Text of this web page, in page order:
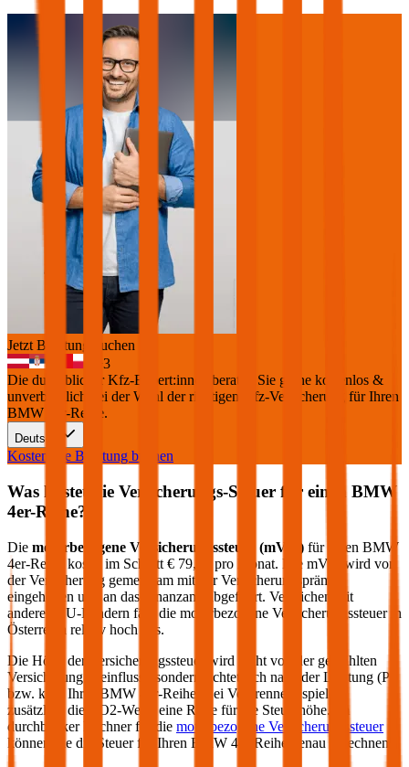
Jetzt Beratung buchen
+3
Die durchblicker Kfz-Expert:innen beraten Sie gerne kostenlos &
unverbindlich bei der Wahl der richtigen Kfz-Versicherung für Ihren
BMW 4er-Reihe.
Deutsch
Kostenlose Beratung buchen
Was kostet die Versicherungs-Steuer für einen BMW
4er-Reihe?
Die motorbezogene Versicherungssteuer (mVSt) für einen BMW
4er-Reihe
kostet im Schnitt € 79,20
pro Monat. Die mVSt wird von
der Versicherung gemeinsam mit der Versicherungsprämie
eingehoben und an das Finanzamt abgeführt. Verglichen mit
anderen EU-Ländern fällt die motorbezogene Versicherungssteuer in
Österreich relativ hoch aus.
Die Höhe der Versicherungssteuer wird nicht von der gewählten
Versicherung beeinflusst, sondern richtet sich nach der Leistung (PS
bzw. kW) Ihres
BMW 4er-Reihe . Bei Verbrennern spielen
zusätzlich die CO2-Werte eine Rolle für die Steuerhöhe. Im
durchblicker Rechner für die motorbezogene Versicherungssteuer
können Sie die Steuer für Ihren BMW 4er-Reihe genau berechnen.